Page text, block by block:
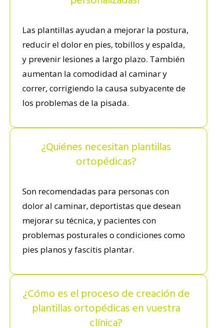
Las plantillas ayudan a mejorar la postura,
reducir el dolor en pies, tobillos y espalda,
y prevenir lesiones a largo plazo. También
aumentan la comodidad al caminar y
correr, corrigiendo la causa subyacente de
los problemas de la pisada.
¿Quiénes necesitan plantillas
ortopédicas?
Son recomendadas para personas con
dolor al caminar, deportistas que desean
mejorar su técnica, y pacientes con
problemas posturales o condiciones como
pies planos y fascitis plantar.
¿Cómo es el proceso de creación de
plantillas ortopédicas en vuestra
clínica?